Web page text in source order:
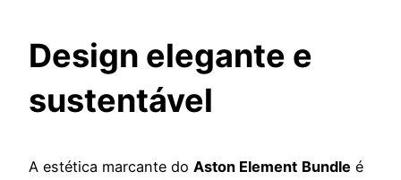
Design elegante e
sustentável
A estética marcante do Aston Element Bundle é